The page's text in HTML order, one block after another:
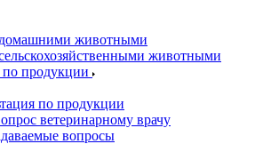
домашними животными
животными
по продукции
по продукции
ветеринарному врачу
вопросы